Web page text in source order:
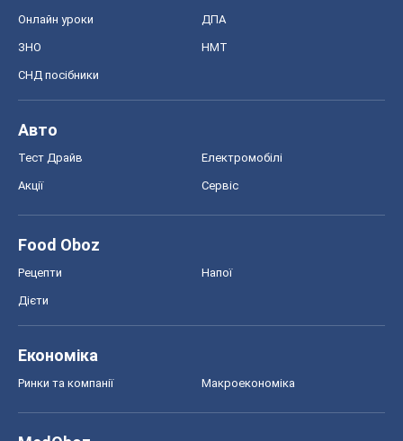
Онлайн уроки ДПА
ЗНО НМТ
СНД посібники
Авто
Тест Драйв Електромобілі
Акції Сервіс
Food Oboz
Рецепти Напої
Дієти
Економіка
Ринки та компанії Макроекономіка